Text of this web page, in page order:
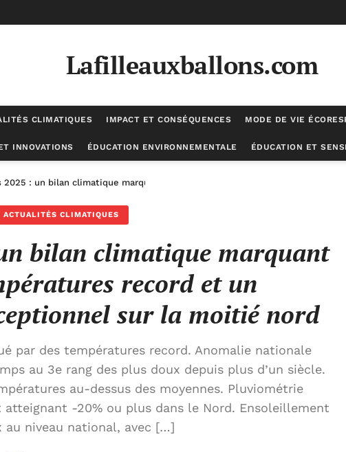
Lafilleauxballons.com
CLIMATIQUES IMPACT ET CONSÉQUENCES MODE DE VIE
INNOVATIONS ÉDUCATION ENVIRONNEMENTALE ÉDUCATION ET
2025 : un bilan climatique marquant avec des températures record et un
ACTUALITÉS CLIMATIQUES
bilan climatique marquant
record et un
sur la moitié nord
par des températures record. Anomalie nationale
au 3e rang des plus doux depuis plus d’un siècle.
au-dessus des moyennes. Pluviométrie
-20% ou plus dans le Nord. Ensoleillement
au niveau national, avec […]